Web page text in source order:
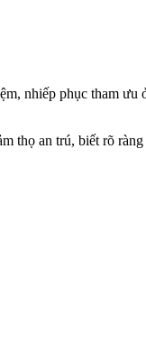
nhiếp phục tham
thọ an trú, biết rõ